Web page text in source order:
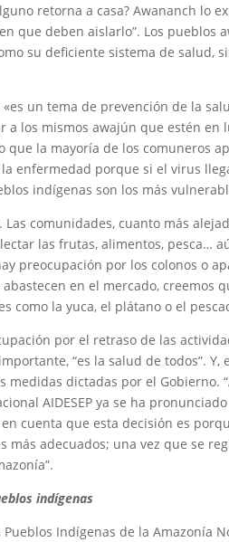
retorna a casa? Awananch lo
que deben aislarlo”. Los pueblos
su deficiente sistema de salud,
un tema de prevención de la
los mismos awajún que estén en
que la mayoría de los comuneros
enfermedad porque si el virus
indígenas son los más
comunidades, cuanto más
las frutas, alimentos, pesca…
preocupación por los colonos o
en el mercado, creemos
como la yuca, el plátano o el
por el retraso de las
“es la salud de todos”.
medidas dictadas por el Gobierno.
AIDESEP ya se ha
cuenta que esta decisión es
más adecuados; una vez que se
indígenas
Indígenas de la Amazonía